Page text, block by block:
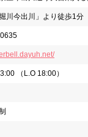
川今出川」より徒歩1分
（L.O 18:00）